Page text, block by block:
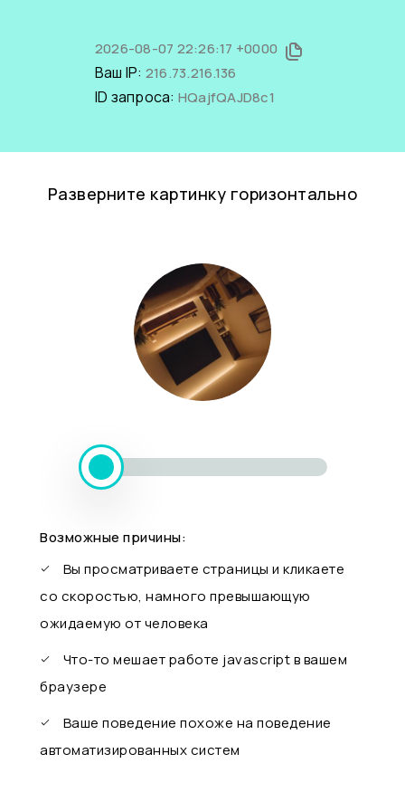
2026-08-07 22:26:17 +0000
Ваш IP: 216.73.216.136
ID запроса: HQajfQAJD8c1
Разверните картинку горизонтально
Возможные причины:
Вы просматриваете страницы и кликаете
со скоростью, намного превышающую
ожидаемую от человека
Что-то мешает работе javascript в вашем
браузере
Ваше поведение похоже на поведение
автоматизированных систем